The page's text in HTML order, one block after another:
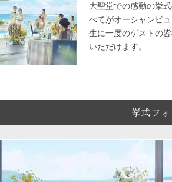
大聖堂での感動の挙
べてがオーシャンビ
生に一度のゲストの
いただけます。
挙式フ